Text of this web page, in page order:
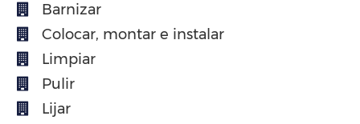
Barnizar
Colocar, montar e instalar
Limpiar
Pulir
Lijar